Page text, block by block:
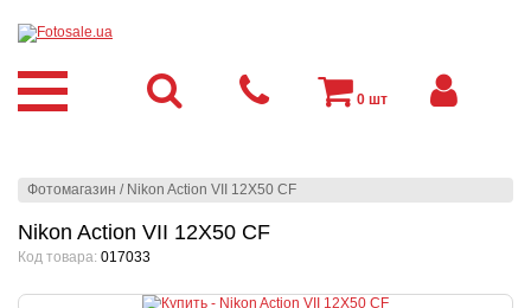
Фотомагазин / Nikon Action VII 12X50 CF
Nikon Action VII 12X50 CF
Код товара: 017033
0 шт